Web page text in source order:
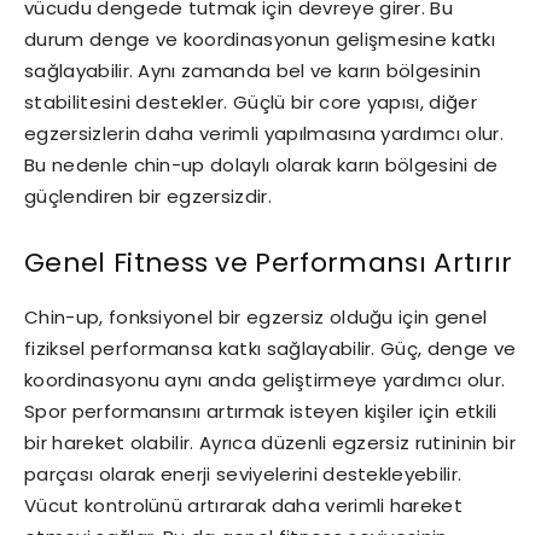
vücudu dengede tutmak için devreye girer. Bu
durum denge ve koordinasyonun gelişmesine katkı
sağlayabilir. Aynı zamanda bel ve karın bölgesinin
stabilitesini destekler. Güçlü bir core yapısı, diğer
egzersizlerin daha verimli yapılmasına yardımcı olur.
Bu nedenle chin-up dolaylı olarak karın bölgesini de
güçlendiren bir egzersizdir.
Genel Fitness ve Performansı Artırır
Chin-up, fonksiyonel bir egzersiz olduğu için genel
fiziksel performansa katkı sağlayabilir. Güç, denge ve
koordinasyonu aynı anda geliştirmeye yardımcı olur.
Spor performansını artırmak isteyen kişiler için etkili
bir hareket olabilir. Ayrıca düzenli egzersiz rutininin bir
parçası olarak enerji seviyelerini destekleyebilir.
Vücut kontrolünü artırarak daha verimli hareket